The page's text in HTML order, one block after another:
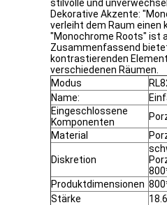
stilvolle und
Dekorative Akzente:
verleiht dem Raum einen
"Monochrome Roots" ist
Zusammenfassend
kontrastierenden
verschiedenen Räumen.
Modus
Name:
Eingeschlossene
Komponenten
Material
Diskretion
Produktdimensionen
Stärke